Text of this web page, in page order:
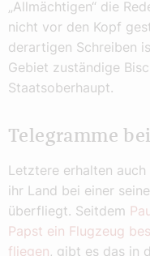
„Allmächtigen“ die
nicht vor den Kopf
derartigen Schreiben
Gebiet zuständige
Staatsoberhaupt.
Telegramme
Letztere erhalten
ihr Land bei einer
überfliegt. Seitdem
Papst ein Flugzeug
fliegen, gibt es das in